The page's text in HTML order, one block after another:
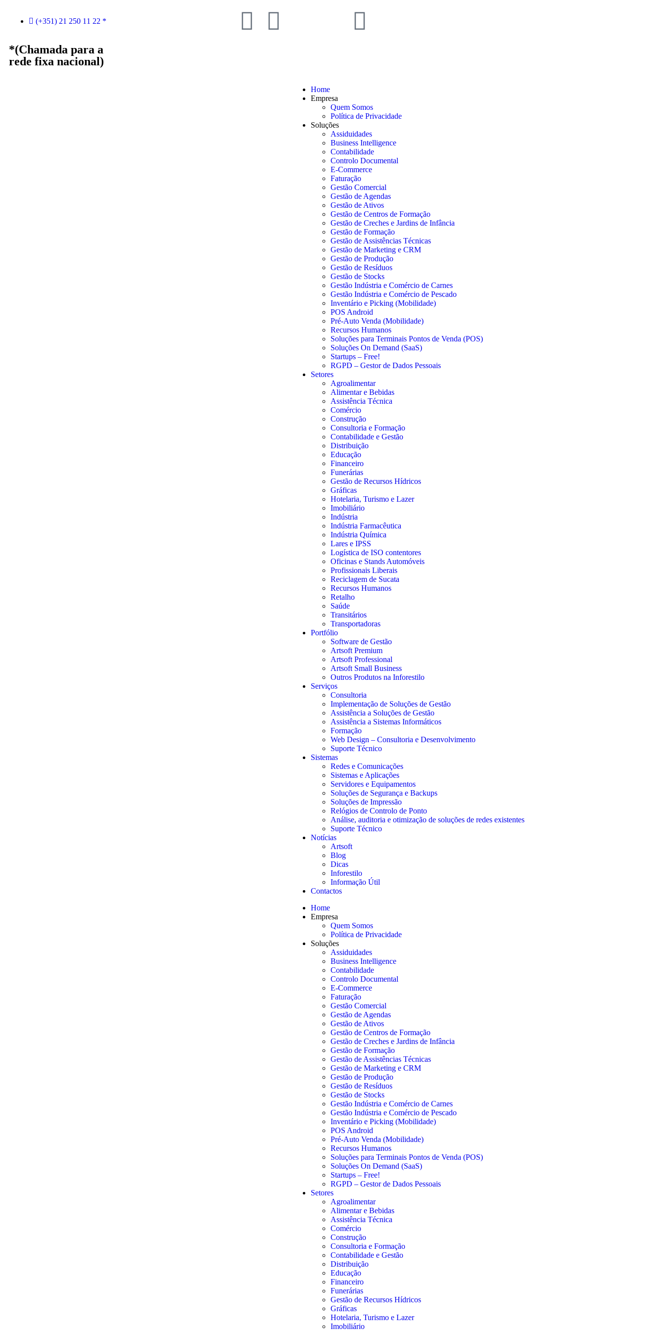
(+351) 21 250 11 22 *
*(Chamada para a
rede fixa nacional)
Home
Empresa
Quem Somos
Política de Privacidade
Soluções
Assiduidades
Business Intelligence
Contabilidade
Controlo Documental
E-Commerce
Faturação
Gestão Comercial
Gestão de Agendas
Gestão de Ativos
Gestão de Centros de Formação
Gestão de Creches e Jardins de Infância
Gestão de Formação
Gestão de Assistências Técnicas
Gestão de Marketing e CRM
Gestão de Produção
Gestão de Resíduos
Gestão de Stocks
Gestão Indústria e Comércio de Carnes
Gestão Indústria e Comércio de Pescado
Inventário e Picking (Mobilidade)
POS Android
Pré-Auto Venda (Mobilidade)
Recursos Humanos
Soluções para Terminais Pontos de Venda (POS)
Soluções On Demand (SaaS)
Startups – Free!
RGPD – Gestor de Dados Pessoais
Setores
Agroalimentar
Alimentar e Bebidas
Assistência Técnica
Comércio
Construção
Consultoria e Formação
Contabilidade e Gestão
Distribuição
Educação
Financeiro
Funerárias
Gestão de Recursos Hídricos
Gráficas
Hotelaria, Turismo e Lazer
Imobiliário
Indústria
Indústria Farmacêutica
Indústria Química
Lares e IPSS
Logística de ISO contentores
Oficinas e Stands Automóveis
Profissionais Liberais
Reciclagem de Sucata
Recursos Humanos
Retalho
Saúde
Transitários
Transportadoras
Portfólio
Software de Gestão
Artsoft Premium
Artsoft Professional
Artsoft Small Business
Outros Produtos na Inforestilo
Serviços
Consultoria
Implementação de Soluções de Gestão
Assistência a Soluções de Gestão
Assistência a Sistemas Informáticos
Formação
Web Design – Consultoria e Desenvolvimento
Suporte Técnico
Sistemas
Redes e Comunicações
Sistemas e Aplicações
Servidores e Equipamentos
Soluções de Segurança e Backups
Soluções de Impressão
Relógios de Controlo de Ponto
Análise, auditoria e otimização de soluções de redes existentes
Suporte Técnico
Notícias
Artsoft
Blog
Dicas
Inforestilo
Informação Útil
Contactos
Home
Empresa
Quem Somos
Política de Privacidade
Soluções
Assiduidades
Business Intelligence
Contabilidade
Controlo Documental
E-Commerce
Faturação
Gestão Comercial
Gestão de Agendas
Gestão de Ativos
Gestão de Centros de Formação
Gestão de Creches e Jardins de Infância
Gestão de Formação
Gestão de Assistências Técnicas
Gestão de Marketing e CRM
Gestão de Produção
Gestão de Resíduos
Gestão de Stocks
Gestão Indústria e Comércio de Carnes
Gestão Indústria e Comércio de Pescado
Inventário e Picking (Mobilidade)
POS Android
Pré-Auto Venda (Mobilidade)
Recursos Humanos
Soluções para Terminais Pontos de Venda (POS)
Soluções On Demand (SaaS)
Startups – Free!
RGPD – Gestor de Dados Pessoais
Setores
Agroalimentar
Alimentar e Bebidas
Assistência Técnica
Comércio
Construção
Consultoria e Formação
Contabilidade e Gestão
Distribuição
Educação
Financeiro
Funerárias
Gestão de Recursos Hídricos
Gráficas
Hotelaria, Turismo e Lazer
Imobiliário